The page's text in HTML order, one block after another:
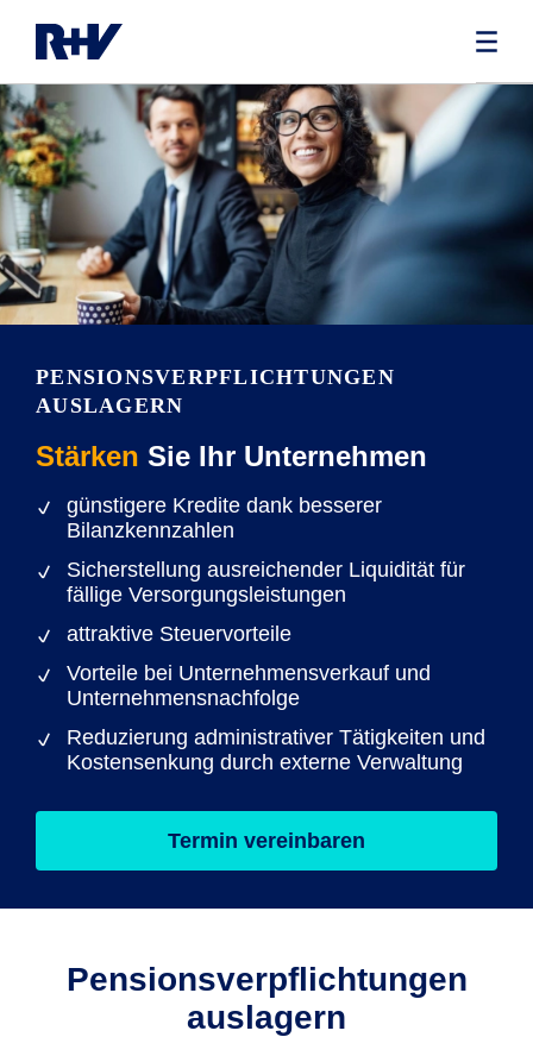
PENSIONS­VERPFLICHTUNGEN
AUSLAGERN
Stärken Sie Ihr Unternehmen
günstigere Kredite dank besserer
Bilanzkennzahlen
Sicherstellung ausreichender Liquidität für
fällige Versorgungsleistungen
attraktive Steuervorteile
Vorteile bei Unternehmensverkauf und
Unternehmensnachfolge
Reduzierung administrativer Tätigkeiten und
Kostensenkung durch externe Verwaltung
Termin vereinbaren
Pensions­verpflichtungen
auslagern